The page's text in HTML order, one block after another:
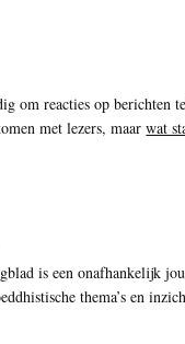
om reacties op berichten
met lezers, maarwat
is een onafhankelijk
thema’s en